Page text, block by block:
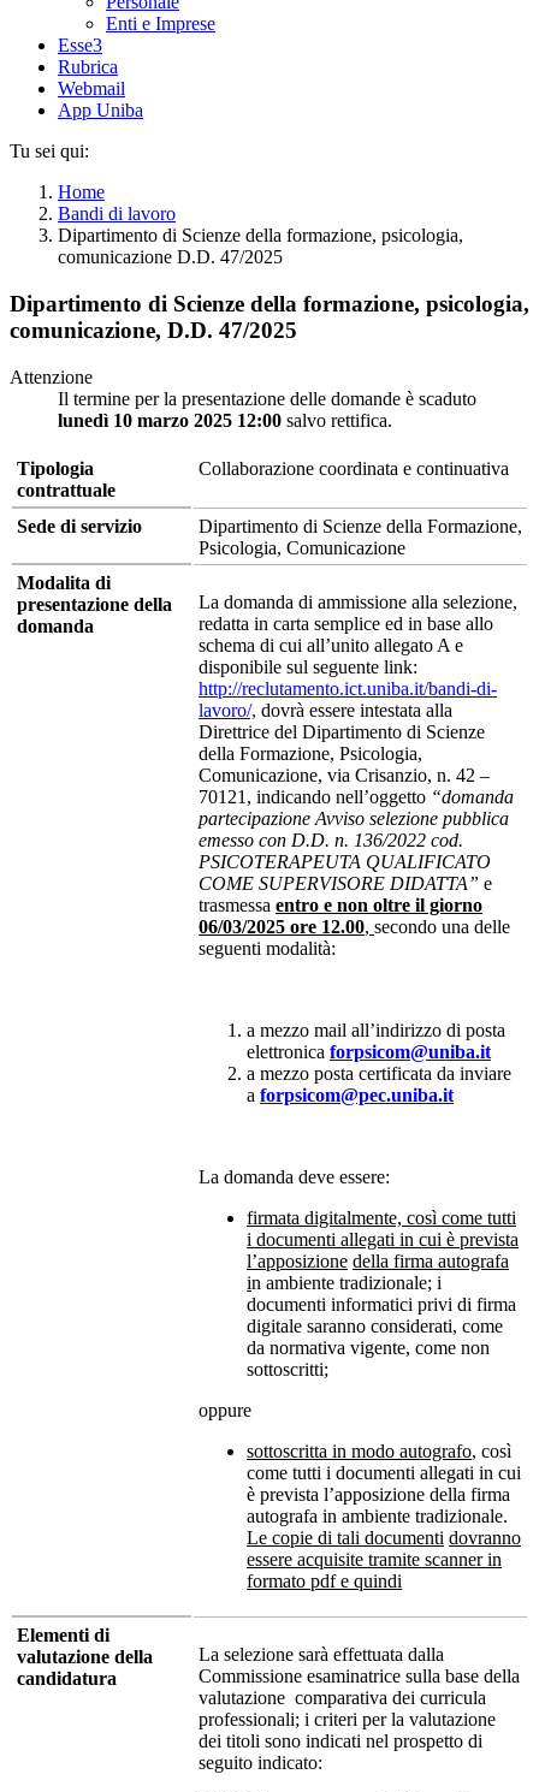
Enti e Imprese
Esse3
Rubrica
Webmail
App Uniba
Tu sei qui:
Home
Bandi di lavoro
Dipartimento di Scienze della formazione, psicologia,
comunicazione D.D. 47/2025
Dipartimento di Scienze della formazione, psicologia,
comunicazione, D.D. 47/2025
Attenzione
Il termine per la presentazione delle domande è scaduto
lunedì 10 marzo 2025 12:00 salvo rettifica.
Tipologia
contrattuale
Collaborazione coordinata e continuativa
Sede di servizio
Dipartimento di Scienze della Formazione,
Psicologia, Comunicazione
Modalita di
presentazione della
domanda
La domanda di ammissione alla selezione,
redatta in carta semplice ed in base allo
schema di cui all’unito allegato A e
disponibile sul seguente link:
http://reclutamento.ict.uniba.it/bandi-di-
lavoro/, dovrà essere intestata alla
Direttrice del Dipartimento di Scienze
della Formazione, Psicologia,
Comunicazione, via Crisanzio, n. 42 –
70121, indicando nell’oggetto “domanda
partecipazione Avviso selezione pubblica
emesso con D.D. n. 136/2022 cod.
PSICOTERAPEUTA QUALIFICATO
COME SUPERVISORE DIDATTA” e
trasmessa entro e non oltre il giorno
06/03/2025 ore 12.00, secondo una delle
seguenti modalità:
a mezzo mail all’indirizzo di posta
elettronica forpsicom@uniba.it
a mezzo posta certificata da inviare
a forpsicom@pec.uniba.it
La domanda deve essere:
firmata digitalmente, così come tutti
i documenti allegati in cui è prevista
l’apposizione della firma autografa
in ambiente tradizionale; i
documenti informatici privi di firma
digitale saranno considerati, come
da normativa vigente, come non
sottoscritti;
oppure
sottoscritta in modo autografo, così
come tutti i documenti allegati in cui
è prevista l’apposizione della firma
autografa in ambiente tradizionale.
Le copie di tali documenti dovranno
essere acquisite tramite scanner in
formato pdf e quindi
Elementi di
valutazione della
candidatura
La selezione sarà effettuata dalla
Commissione esaminatrice sulla base della
valutazione comparativa dei curricula
professionali; i criteri per la valutazione
dei titoli sono indicati nel prospetto di
seguito indicato: